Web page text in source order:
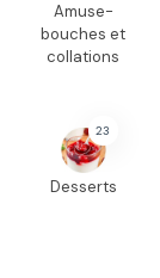
Amuse-
bouches et
collations
23
Desserts